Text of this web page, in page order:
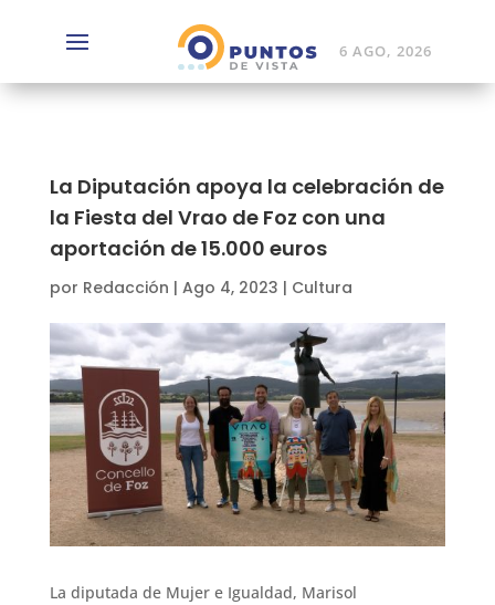
6 AGO, 2026
La Diputación apoya la celebración de
la Fiesta del Vrao de Foz con una
aportación de 15.000 euros
por Redacción | Ago 4, 2023 | Cultura
La diputada de Mujer e Igualdad, Marisol